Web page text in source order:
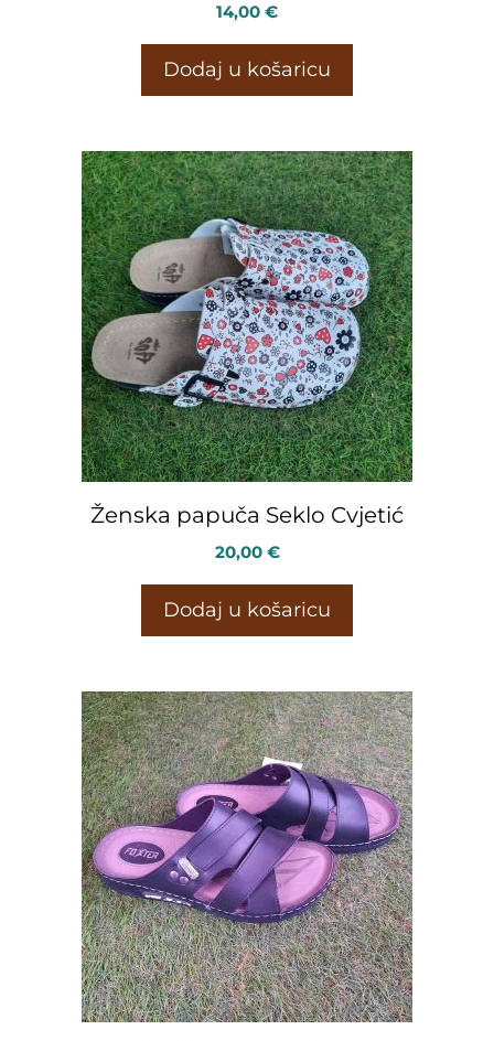
14,00 €
Dodaj u košaricu
Ženska papuča Seklo Cvjetić
20,00 €
Dodaj u košaricu